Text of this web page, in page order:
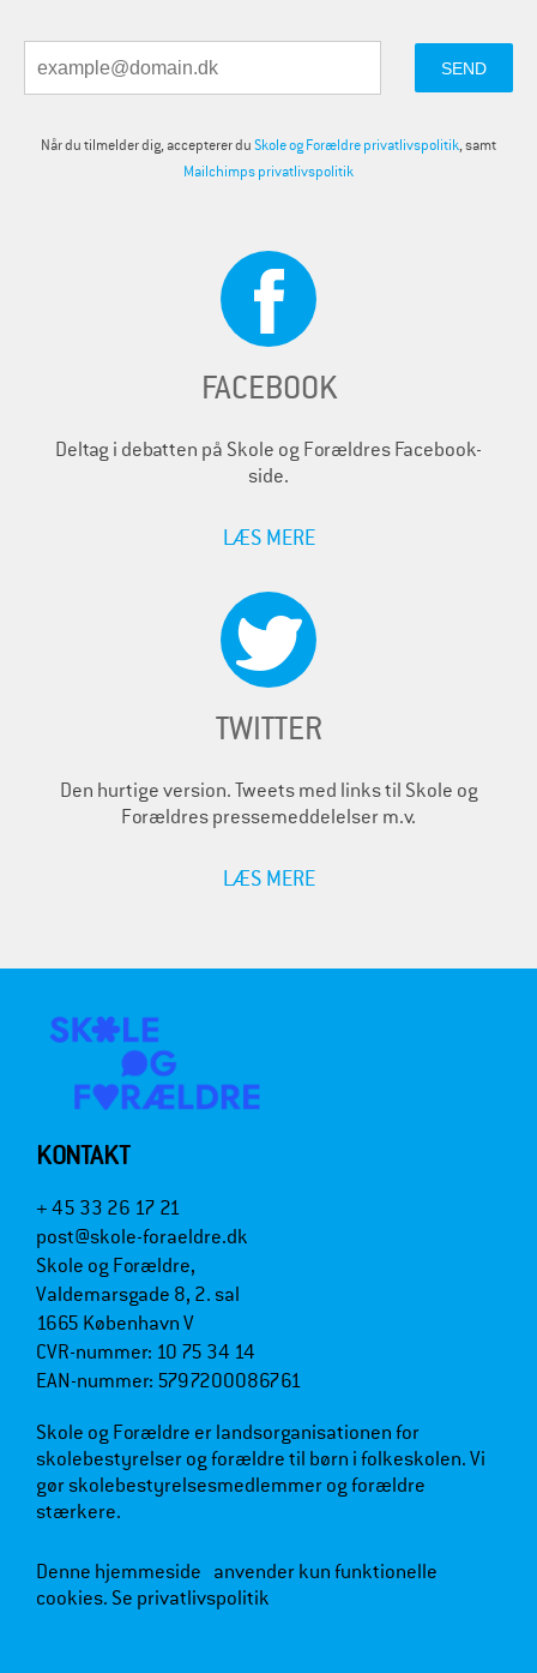
Når du tilmelder dig, accepterer duSkole og Forældre privatlivspolitik, samt
Mailchimps privatlivspolitik
FACEBOOK
Deltag i debatten på Skole og Forældres Facebook-
side.
LÆS MERE
TWITTER
Den hurtige version. Tweets med links til Skole og
Forældres pressemeddelelser m.v.
LÆS MERE
KONTAKT
+ 45 33 26 17 21
post@skole-foraeldre.dk
Skole og Forældre,
Valdemarsgade 8, 2. sal
1665 København V
CVR-nummer: 10 75 34 14
EAN-nummer: 5797200086761
Skole og Forældre er landsorganisationen for
skolebestyrelser og forældre til børn i folkeskolen. Vi
gør skolebestyrelsesmedlemmer og forældre
stærkere.
Denne hjemmeside anvender kun funktionelle
cookies. Se privatlivspolitik